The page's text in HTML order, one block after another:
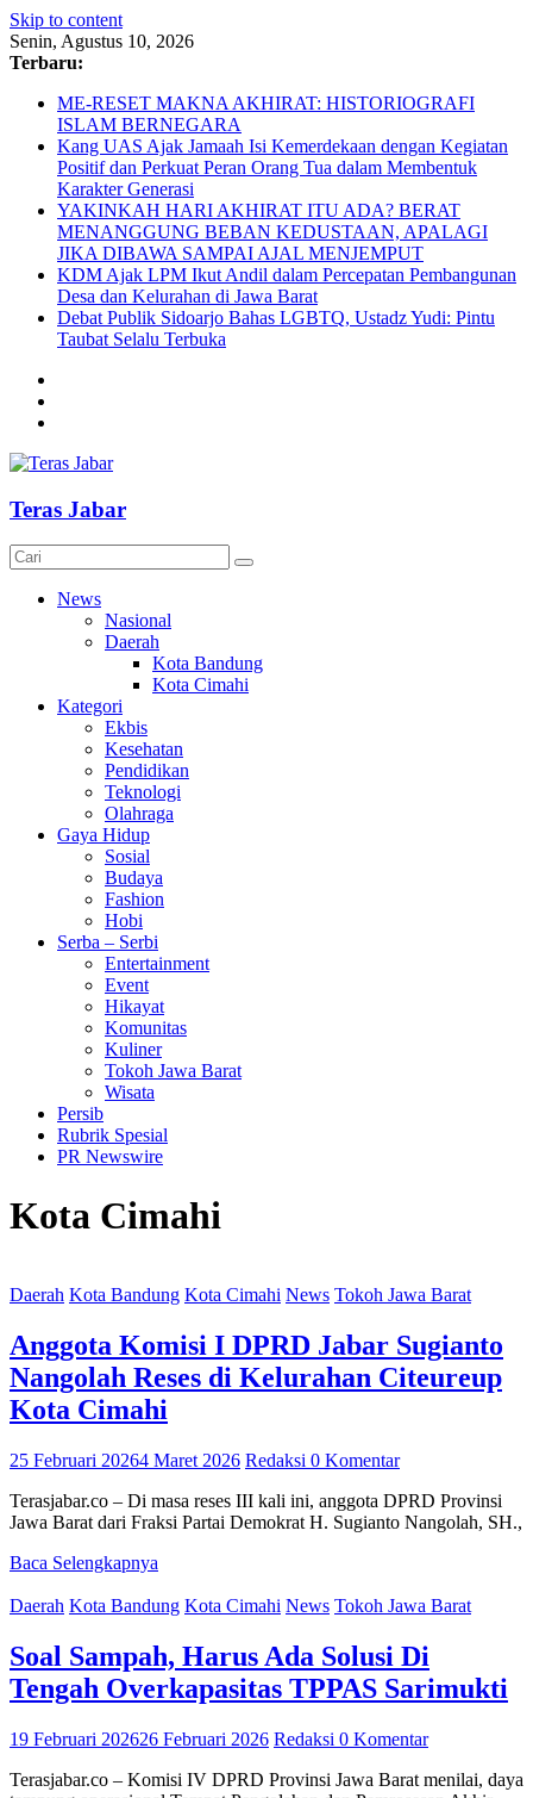
Skip to content
Senin, Agustus 10, 2026
Terbaru:
ME-RESET MAKNA AKHIRAT: HISTORIOGRAFI
ISLAM BERNEGARA
Kang UAS Ajak Jamaah Isi Kemerdekaan dengan Kegiatan
Positif dan Perkuat Peran Orang Tua dalam Membentuk
Karakter Generasi
YAKINKAH HARI AKHIRAT ITU ADA? BERAT
MENANGGUNG BEBAN KEDUSTAAN, APALAGI
JIKA DIBAWA SAMPAI AJAL MENJEMPUT
KDM Ajak LPM Ikut Andil dalam Percepatan Pembangunan
Desa dan Kelurahan di Jawa Barat
Debat Publik Sidoarjo Bahas LGBTQ, Ustadz Yudi: Pintu
Taubat Selalu Terbuka
Teras Jabar
News
Nasional
Daerah
Kota Bandung
Kota Cimahi
Kategori
Ekbis
Kesehatan
Pendidikan
Teknologi
Olahraga
Gaya Hidup
Sosial
Budaya
Fashion
Hobi
Serba – Serbi
Entertainment
Event
Hikayat
Komunitas
Kuliner
Tokoh Jawa Barat
Wisata
Persib
Rubrik Spesial
PR Newswire
Kota Cimahi
Daerah Kota Bandung Kota Cimahi News Tokoh Jawa Barat
Anggota Komisi I DPRD Jabar Sugianto
Nangolah Reses di Kelurahan Citeureup
Kota Cimahi
25 Februari 20264 Maret 2026 Redaksi 0 Komentar
Terasjabar.co – Di masa reses III kali ini, anggota DPRD Provinsi
Jawa Barat dari Fraksi Partai Demokrat H. Sugianto Nangolah, SH.,
Baca Selengkapnya
Daerah Kota Bandung Kota Cimahi News Tokoh Jawa Barat
Soal Sampah, Harus Ada Solusi Di
Tengah Overkapasitas TPPAS Sarimukti
19 Februari 202626 Februari 2026 Redaksi 0 Komentar
Terasjabar.co – Komisi IV DPRD Provinsi Jawa Barat menilai, daya